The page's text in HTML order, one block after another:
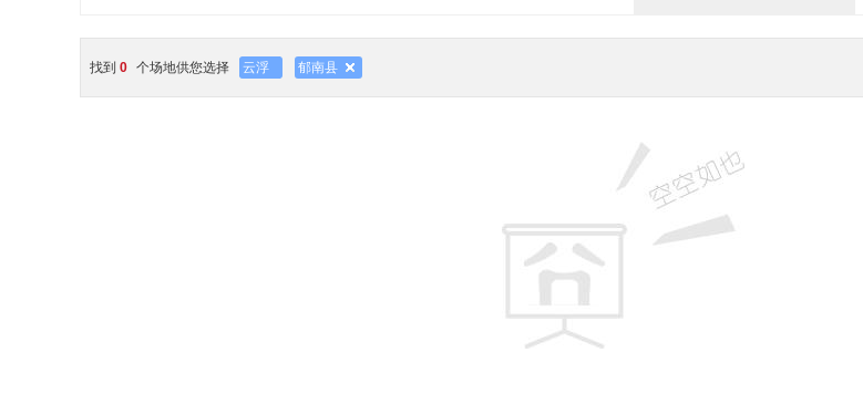
找到 0 个场地供您选择 云浮 郁南县